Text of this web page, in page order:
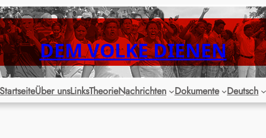
DEM VOLKE DIENEN
StartseiteÜber unsLinksTheorieNachrichten Dokumente Deutsch